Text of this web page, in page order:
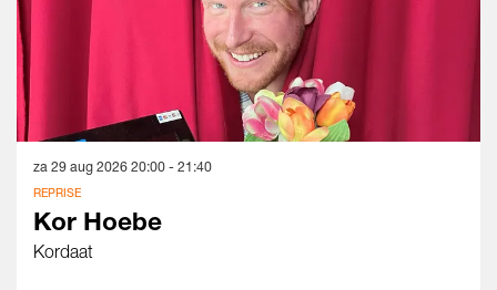
Kor Hoebe
Kordaat
REPRISE
za 29 aug 2026 20:00 - 21:40